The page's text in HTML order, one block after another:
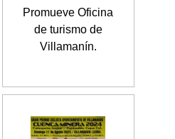
Promueve Oficina
de turismo de
Villamanín.